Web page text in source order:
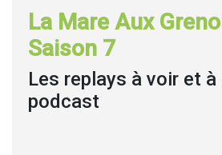
La Mare Aux
Saison 7
Les replays à voir et
podcast